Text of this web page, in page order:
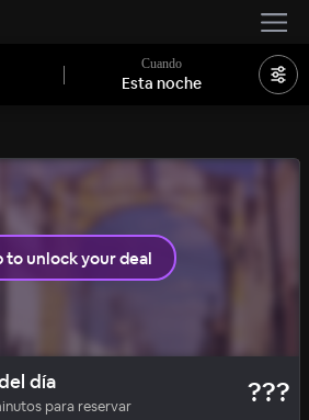
Cuando
Esta noche
to unlock your deal
día
para reservar ???